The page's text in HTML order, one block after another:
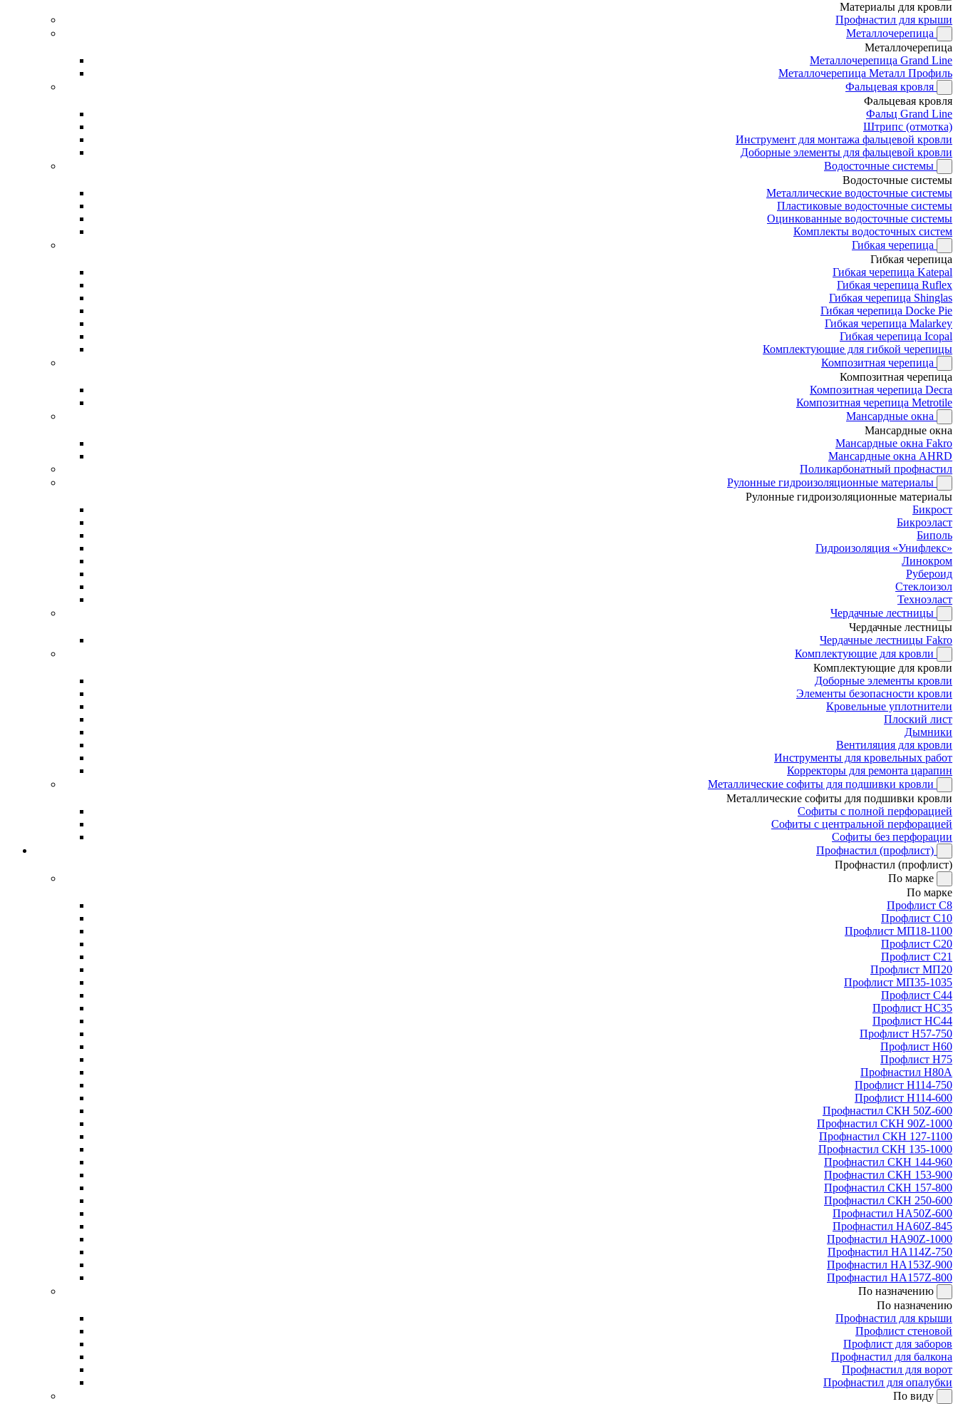
Материалы для кровли
Профнастил для крыши
Металлочерепица
Металлочерепица
Металлочерепица Grand Line
Металлочерепица Металл Профиль
Фальцевая кровля
Фальцевая кровля
Фальц Grand Line
Штрипс (отмотка)
Инструмент для монтажа фальцевой кровли
Доборные элементы для фальцевой кровли
Водосточные системы
Водосточные системы
Металлические водосточные системы
Пластиковые водосточные системы
Оцинкованные водосточные системы
Комплекты водосточных систем
Гибкая черепица
Гибкая черепица
Гибкая черепица Katepal
Гибкая черепица Ruflex
Гибкая черепица Shinglas
Гибкая черепица Docke Pie
Гибкая черепица Malarkey
Гибкая черепица Icopal
Комплектующие для гибкой черепицы
Композитная черепица
Композитная черепица
Композитная черепица Decra
Композитная черепица Metrotile
Мансардные окна
Мансардные окна
Мансардные окна Fakro
Мансардные окна AHRD
Поликарбонатный профнастил
Рулонные гидроизоляционные материалы
Рулонные гидроизоляционные материалы
Бикрост
Бикроэласт
Биполь
Гидроизоляция «Унифлекс»
Линокром
Рубероид
Стеклоизол
Техноэласт
Чердачные лестницы
Чердачные лестницы
Чердачные лестницы Fakro
Комплектующие для кровли
Комплектующие для кровли
Доборные элементы кровли
Элементы безопасности кровли
Кровельные уплотнители
Плоский лист
Дымники
Вентиляция для кровли
Инструменты для кровельных работ
Корректоры для ремонта царапин
Металлические софиты для подшивки кровли
Металлические софиты для подшивки кровли
Софиты с полной перфорацией
Софиты с центральной перфорацией
Софиты без перфорации
Профнастил (профлист)
Профнастил (профлист)
По марке
По марке
Профлист С8
Профлист С10
Профлист МП18-1100
Профлист С20
Профлист С21
Профлист МП20
Профлист МП35-1035
Профлист С44
Профлист НС35
Профлист НС44
Профлист Н57-750
Профлист Н60
Профлист Н75
Профнастил Н80А
Профлист Н114-750
Профлист Н114-600
Профнастил СКН 50Z-600
Профнастил СКН 90Z-1000
Профнастил СКН 127-1100
Профнастил СКН 135-1000
Профнастил СКН 144-960
Профнастил СКН 153-900
Профнастил СКН 157-800
Профнастил СКН 250-600
Профнастил НА50Z-600
Профнастил НА60Z-845
Профнастил НА90Z-1000
Профнастил НА114Z-750
Профнастил НА153Z-900
Профнастил НА157Z-800
По назначению
По назначению
Профнастил для крыши
Профлист стеновой
Профлист для заборов
Профнастил для балкона
Профнастил для ворот
Профнастил для опалубки
По виду